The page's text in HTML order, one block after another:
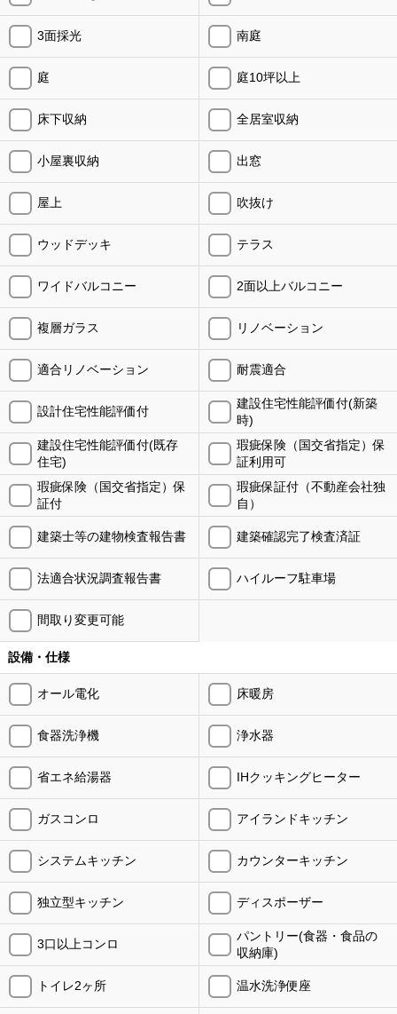
3面採光 南庭
庭 庭10坪以上
床下収納 全居室収納
小屋裏収納 出窓
屋上 吹抜け
ウッドデッキ テラス
ワイドバルコニー 2面以上バルコニー
複層ガラス リノベーション
適合リノベーション 耐震適合
設計住宅性能評価付
建設住宅性能評価付(新築
時)
建設住宅性能評価付(既存
住宅)
瑕疵保険（国交省指定）保
証利用可
瑕疵保険（国交省指定）保
証付
瑕疵保証付（不動産会社独
自）
建築士等の建物検査報告書 建築確認完了検査済証
法適合状況調査報告書 ハイルーフ駐車場
間取り変更可能
設備・仕様
オール電化 床暖房
食器洗浄機 浄水器
省エネ給湯器 IHクッキングヒーター
ガスコンロ アイランドキッチン
システムキッチン カウンターキッチン
独立型キッチン ディスポーザー
3口以上コンロ
パントリー(食器・食品の
収納庫)
トイレ2ヶ所 温水洗浄便座